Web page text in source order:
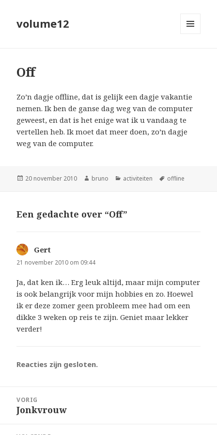
volume12
Off
Zo’n dagje offline, dat is gelijk een dagje vakantie
nemen. Ik ben de ganse dag weg van de computer
geweest, en dat is het enige wat ik u vandaag te
vertellen heb. Ik moet dat meer doen, zo’n dagje
weg van de computer.
Geplaatst
20 november 2010 Auteur
bruno Categorieën
activiteiten Tags
offline
Een gedachte over “Off”
Gert
21 november 2010 om 09:44
Ja, dat ken ik… Erg leuk altijd, maar mijn computer
is ook belangrijk voor mijn hobbies en zo. Hoewel
ik er deze zomer geen probleem mee had om een
dikke 3 weken op reis te zijn. Geniet maar lekker
verder!
Reacties zijn gesloten.
navigatie
VORIG
Vorig
Jonkvrouw